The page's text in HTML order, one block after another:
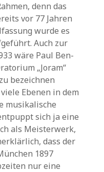
denn das
vor 77 Jahren
wurde es
Auch zur
wäre Paul Ben-
„Joram“
bezeichnen
Ebenen in dem
musikalische
sich ja eine
als Meisterwerk,
dass der
1897
nur eine